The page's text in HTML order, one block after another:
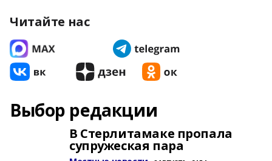
Читайте нас
Выбор редакции
В Стерлитамаке пропала
супружеская пара